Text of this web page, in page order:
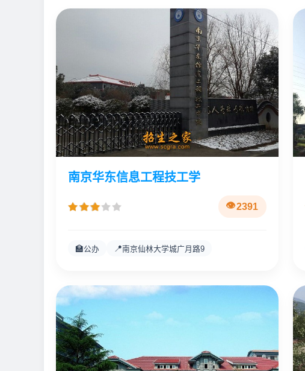
南京华东信息工程技工学
2391
🏫公办 📍南京仙林大学城广月路9